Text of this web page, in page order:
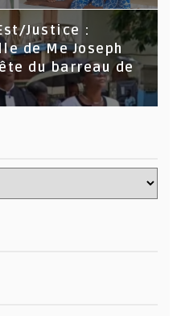
Justice :
de Me Joseph
du barreau de